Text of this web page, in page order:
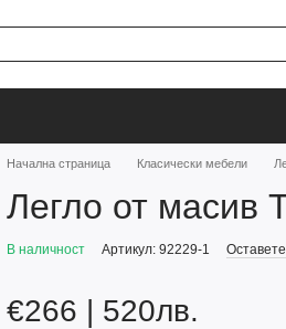
Начална страница Класически мебели
Легло от масив
В наличност Артикул: 92229-1
€266 | 520лв.